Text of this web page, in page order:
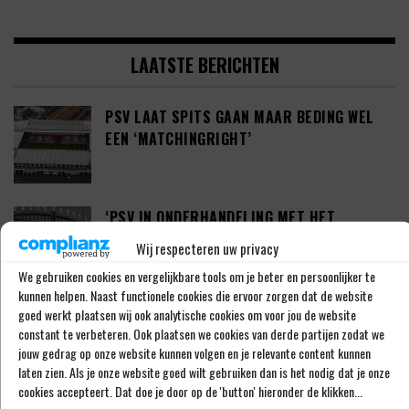
Wij respecteren uw privacy
We gebruiken cookies en vergelijkbare tools om je beter en persoonlijker te
kunnen helpen. Naast functionele cookies die ervoor zorgen dat de website
goed werkt plaatsen wij ook analytische cookies om voor jou de website
constant te verbeteren. Ook plaatsen we cookies van derde partijen zodat we
jouw gedrag op onze website kunnen volgen en je relevante content kunnen
laten zien. Als je onze website goed wilt gebruiken dan is het nodig dat je onze
cookies accepteert. Dat doe je door op de 'button' hieronder de klikken...
LAATSTE BERICHTEN
PSV LAAT SPITS GAAN MAAR BEDING WEL
EEN ‘MATCHINGRIGHT’
‘PSV IN ONDERHANDELING MET HET
SCHOTSE RANGERS FC’
‘PSV WIL ZICH GAAN VERSTERKEN MET 29-
JARIGE ADAMA CAMARA’